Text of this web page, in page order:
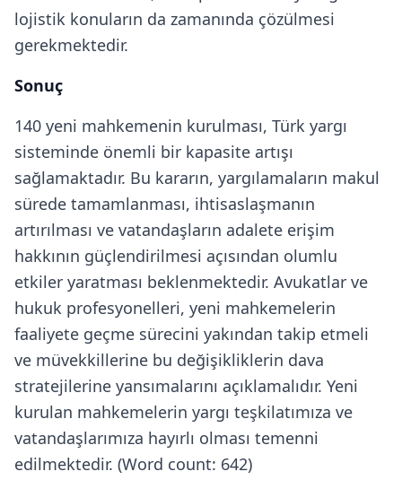
lojistik konuların da zamanında çözülmesi
gerekmektedir.
Sonuç
140 yeni mahkemenin kurulması, Türk yargı
sisteminde önemli bir kapasite artışı
sağlamaktadır. Bu kararın, yargılamaların makul
sürede tamamlanması, ihtisaslaşmanın
artırılması ve vatandaşların adalete erişim
hakkının güçlendirilmesi açısından olumlu
etkiler yaratması beklenmektedir. Avukatlar ve
hukuk profesyonelleri, yeni mahkemelerin
faaliyete geçme sürecini yakından takip etmeli
ve müvekkillerine bu değişikliklerin dava
stratejilerine yansımalarını açıklamalıdır. Yeni
kurulan mahkemelerin yargı teşkilatımıza ve
vatandaşlarımıza hayırlı olması temenni
edilmektedir. (Word count: 642)